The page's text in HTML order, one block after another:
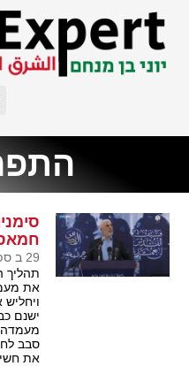
29 ב ספטמבר 2023
תהליך
את
ישנם
מעמדה
סבב
את